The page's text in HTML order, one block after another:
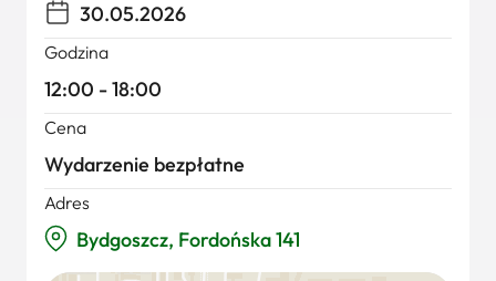
30.05.2026
Godzina
12:00 - 18:00
Cena
Wydarzenie bezpłatne
Adres
Bydgoszcz, Fordońska 141